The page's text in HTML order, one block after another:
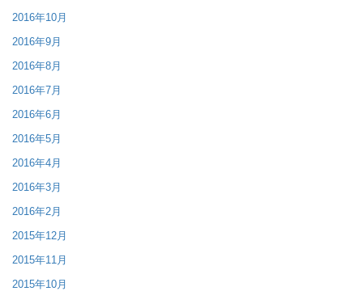
2016年10月
2016年9月
2016年8月
2016年7月
2016年6月
2016年5月
2016年4月
2016年3月
2016年2月
2015年12月
2015年11月
2015年10月